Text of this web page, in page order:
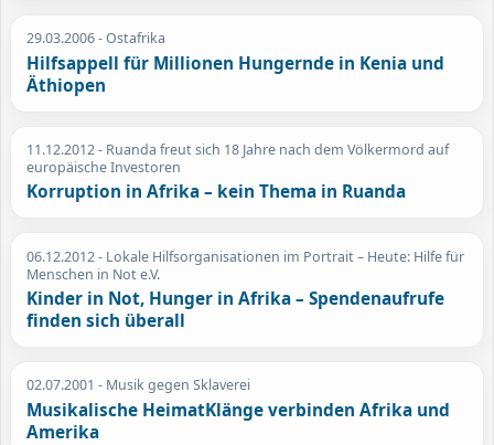
29.03.2006- Ostafrika
Hilfsappell für Millionen Hungernde in Kenia und
Äthiopen
11.12.2012- Ruanda freut sich 18 Jahre nach dem Völkermord auf
europäische Investoren
Korruption in Afrika – kein Thema in Ruanda
06.12.2012- Lokale Hilfsorganisationen im Portrait – Heute: Hilfe für
Menschen in Not e.V.
Kinder in Not, Hunger in Afrika – Spendenaufrufe
finden sich überall
02.07.2001 - Musik gegen Sklaverei
Musikalische HeimatKlänge verbinden Afrika und
Amerika